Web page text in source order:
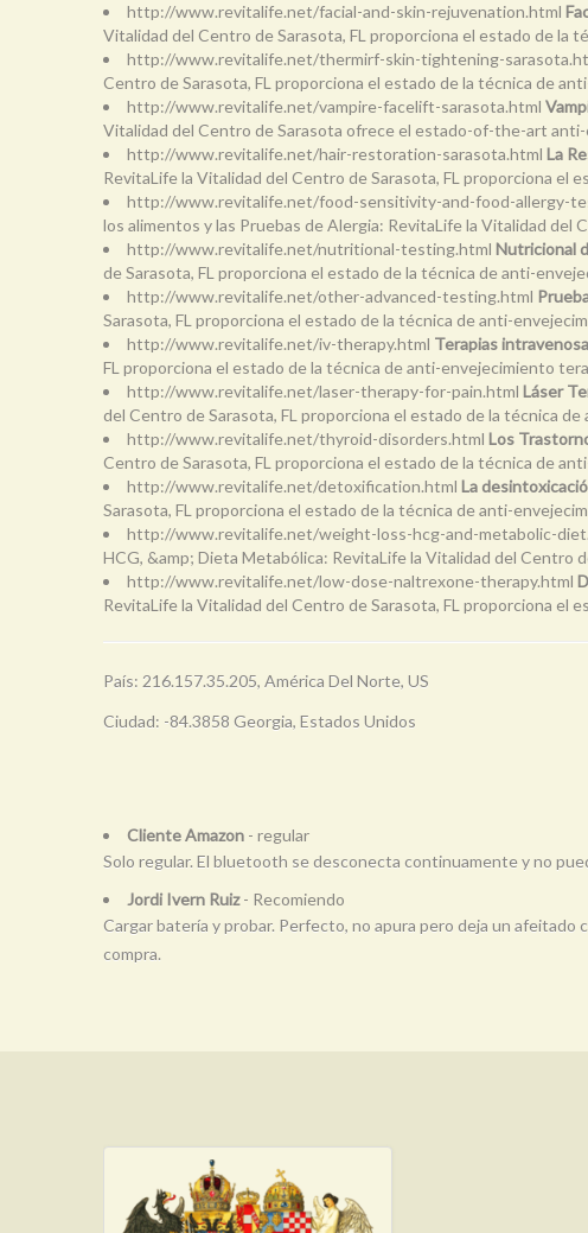
http://www.revitalife.net/facial-and-skin-rejuvenation.html
Vitalidad del Centro de Sarasota, FL proporciona el estado de la
http://www.revitalife.net/thermirf-skin-tightening-
Centro de Sarasota, FL proporciona el estado de la técnica de
http://www.revitalife.net/vampire-facelift-sarasota.html
Vitalidad del Centro de Sarasota ofrece el estado-of-the-art
http://www.revitalife.net/hair-restoration-sarasota.html La
RevitaLife la Vitalidad del Centro de Sarasota, FL proporciona
http://www.revitalife.net/food-sensitivity-and-food-allergy-
los alimentos y las Pruebas de Alergia: RevitaLife la Vitalidad
http://www.revitalife.net/nutritional-testing.html Nutricional
de Sarasota, FL proporciona el estado de la técnica de anti-
http://www.revitalife.net/other-advanced-testing.html
Sarasota, FL proporciona el estado de la técnica de anti-
http://www.revitalife.net/iv-therapy.html Terapias
FL proporciona el estado de la técnica de anti-envejecimiento
http://www.revitalife.net/laser-therapy-for-pain.html Láser
del Centro de Sarasota, FL proporciona el estado de la técnica
http://www.revitalife.net/thyroid-disorders.html Los
Centro de Sarasota, FL proporciona el estado de la técnica de
http://www.revitalife.net/detoxification.html La
Sarasota, FL proporciona el estado de la técnica de anti-
http://www.revitalife.net/weight-loss-hcg-and-metabolic-
HCG, &amp; Dieta Metabólica: RevitaLife la Vitalidad del Centro
http://www.revitalife.net/low-dose-naltrexone-therapy.html
RevitaLife la Vitalidad del Centro de Sarasota, FL proporciona el
País: 216.157.35.205, América Del Norte, US
Ciudad: -84.3858 Georgia, Estados Unidos
Cliente Amazon - regular
Solo regular. El bluetooth se desconecta continuamente y no
Jordi Ivern Ruiz- Recomiendo
Cargar batería y probar. Perfecto, no apura pero deja un
compra.